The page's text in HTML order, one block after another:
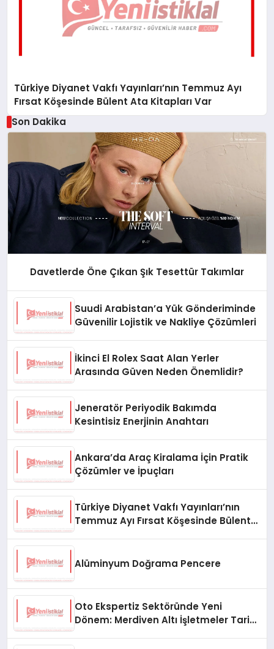
Türkiye Diyanet Vakfı Yayınları’nın Temmuz Ayı
Fırsat Köşesinde Bülent Ata Kitapları Var
Son Dakika
Davetlerde Öne Çıkan Şık Tesettür Takımlar
Suudi Arabistan’a Yük Gönderiminde
Güvenilir Lojistik ve Nakliye Çözümleri
İkinci El Rolex Saat Alan Yerler
Arasında Güven Neden Önemlidir?
Jeneratör Periyodik Bakımda
Kesintisiz Enerjinin Anahtarı
Ankara’da Araç Kiralama İçin Pratik
Çözümler ve İpuçları
Türkiye Diyanet Vakfı Yayınları’nın
Temmuz Ayı Fırsat Köşesinde Bülent
Alüminyum Doğrama Pencere
Oto Ekspertiz Sektöründe Yeni
Dönem: Merdiven Altı İşletmeler Tarih